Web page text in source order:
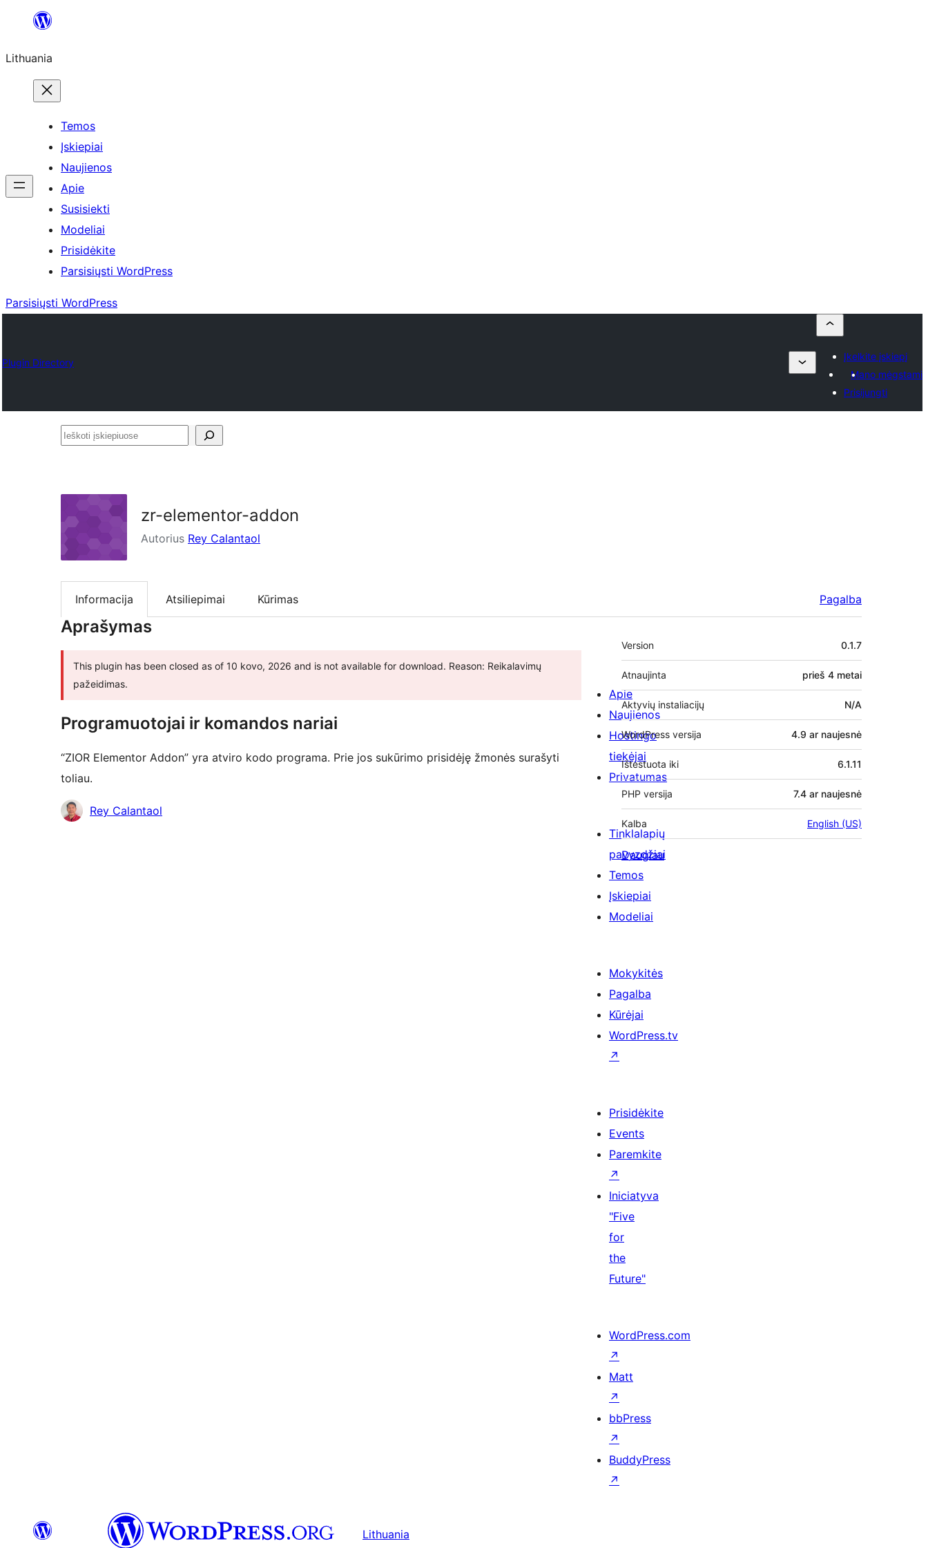
turinio
Lithuania
Temos
Įskiepiai
Naujienos
Apie
Susisiekti
Modeliai
Prisidėkite
Parsisiųsti WordPress
Parsisiųsti WordPress
Plugin Directory
Įkelkite įskiepį
Mano mėgstami
Prisijungti
Ieškoti
zr-elementor-addon
Autorius Rey Calantaol
Informacija Atsiliepimai Kūrimas Pagalba
Aprašymas
This plugin has been closed as of 10 kovo, 2026 and is not available for download. Reason: Reikalavimų
pažeidimas.
Programuotojai ir komandos nariai
“ZIOR Elementor Addon” yra atviro kodo programa. Prie jos sukūrimo prisidėję žmonės surašyti
toliau.
AutoriaiRey Calantaol
Metainformacija
Version 0.1.7
Atnaujinta prieš 4 metai
Aktyvių instaliacijų N/A
WordPress versija 4.9 ar naujesnė
Ištestuota iki 6.1.11
PHP versija 7.4 ar naujesnė
Kalba English (US)
Daugiau
Apie
Naujienos
Hostingo
tiekėjai
Privatumas
Tinklalapių
pavyzdžiai
Temos
Įskiepiai
Modeliai
Mokykitės
Pagalba
Kūrėjai
WordPress.tv
↗
Prisidėkite
Events
Paremkite
↗
Iniciatyva
"Five
for
the
Future"
WordPress.com
↗
Matt
↗
bbPress
↗
BuddyPress
↗
Lithuania